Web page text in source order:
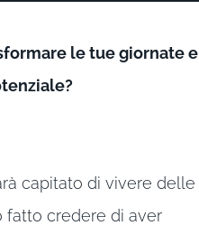
le tue giornate e
capitato di vivere delle
fatto credere di aver